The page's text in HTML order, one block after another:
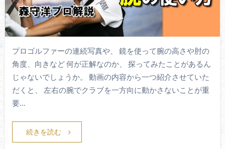
プロゴルファーの連続写真や、 鏡を使って腕の高さや肘の
角度、向きなど 何が正解なのか、 探ってみたことがあるん
じゃないでしょうか。 動画の内容から一つ紹介させていた
だくと、 左右の腕でクラブを一方向に動かさないことが重
要…
続きを読む